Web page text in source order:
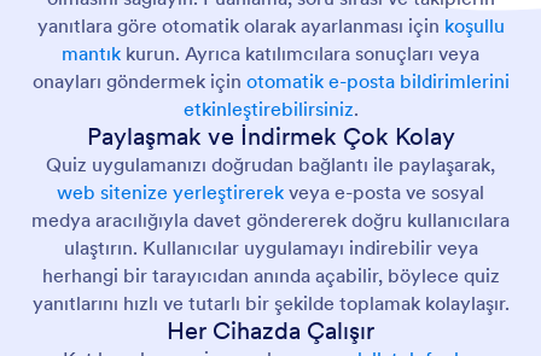
yanıtlara göre otomatik olarak ayarlanması için koşullu
mantık kurun. Ayrıca katılımcılara sonuçları veya
onayları göndermek için otomatik e-posta bildirimlerini
etkinleştirebilirsiniz.
Paylaşmak ve İndirmek Çok Kolay
Quiz uygulamanızı doğrudan bağlantı ile paylaşarak,
web sitenize yerleştirerek veya e-posta ve sosyal
medya aracılığıyla davet göndererek doğru kullanıcılara
ulaştırın. Kullanıcılar uygulamayı indirebilir veya
herhangi bir tarayıcıdan anında açabilir, böylece quiz
yanıtlarını hızlı ve tutarlı bir şekilde toplamak kolaylaşır.
Her Cihazda Çalışır